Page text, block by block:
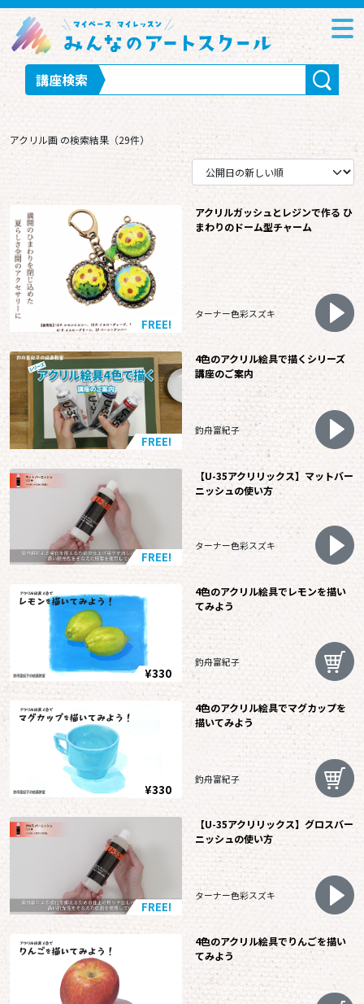
講座検索
アクリル画 の検索結果（29件）
FREE!
アクリルガッシュとレジンで作る ひ
まわりのドーム型チャーム
ターナー色彩スズキ
FREE!
4色のアクリル絵具で描くシリーズ
講座のご案内
釣舟富紀子
FREE!
【U-35アクリリックス】マットバー
ニッシュの使い方
ターナー色彩スズキ
¥330
4色のアクリル絵具でレモンを描い
てみよう
釣舟富紀子
¥330
4色のアクリル絵具でマグカップを
描いてみよう
釣舟富紀子
FREE!
【U-35アクリリックス】グロスバー
ニッシュの使い方
ターナー色彩スズキ
4色のアクリル絵具でりんごを描い
てみよう